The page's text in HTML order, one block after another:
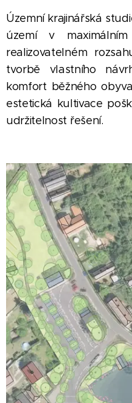
Územní krajinářská
území v
realizovatelném
tvorbě vlastního
komfort běžného
estetická kultivace
udržitelnost řešení.